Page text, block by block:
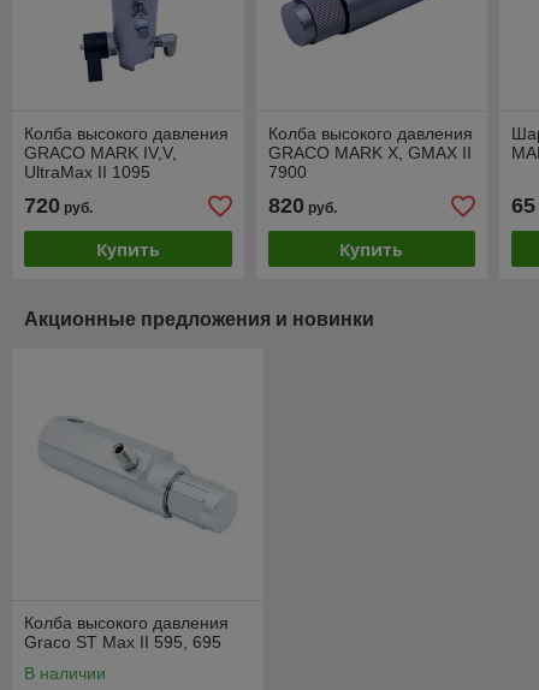
Колба высокого давления
GRACO MARK IV,V,
UltraMax II 1095
720 руб.
Купить
Колба высокого давления
GRACO MARK X, GMAX II
7900
820руб.
Купить
65
Акционные предложения и новинки
Колба высокого давления
Graco ST Max II 595, 695
В наличии